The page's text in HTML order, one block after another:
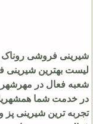
شیرینی فروشی روناک
لیست بهترین شیرینی
شعبه فعال در
در خدمت شما
تجربه ترین شیرینی